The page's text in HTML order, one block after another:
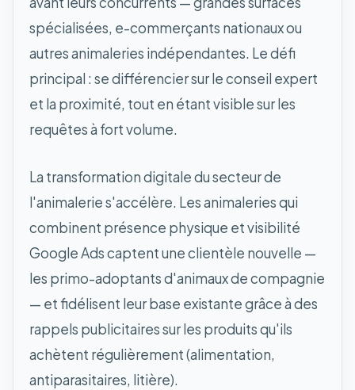
spécialisées, e-commerçants nationaux ou
autres animaleries indépendantes. Le défi
principal : se différencier sur le conseil expert
et la proximité, tout en étant visible sur les
requêtes à fort volume.
La transformation digitale du secteur de
l'animalerie s'accélère. Les animaleries qui
combinent présence physique et visibilité
Google Ads captent une clientèle nouvelle —
les primo-adoptants d'animaux de compagnie
— et fidélisent leur base existante grâce à des
rappels publicitaires sur les produits qu'ils
achètent régulièrement (alimentation,
antiparasitaires, litière).